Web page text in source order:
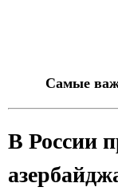
Самые
В России